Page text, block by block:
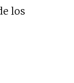
los